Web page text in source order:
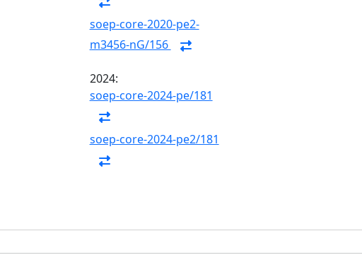
soep-core-2020-pe2-
m3456-nG/156
2024:
soep-core-2024-pe/181
soep-core-2024-pe2/181